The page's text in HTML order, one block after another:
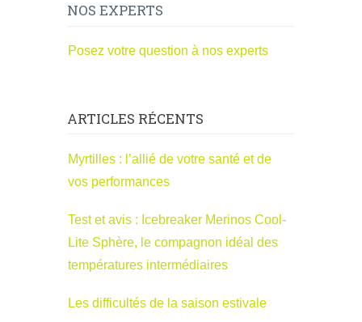
NOS EXPERTS
Posez votre question à nos experts
ARTICLES RÉCENTS
Myrtilles : l’allié de votre santé et de
vos performances
Test et avis : Icebreaker Merinos Cool-
Lite Sphère, le compagnon idéal des
températures intermédiaires
Les difficultés de la saison estivale